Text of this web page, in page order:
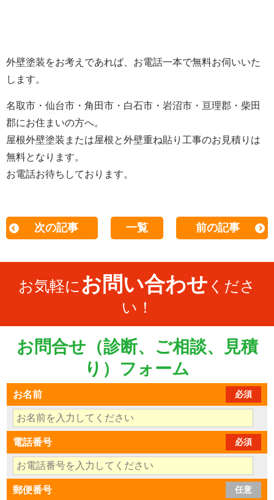
外壁塗装をお考えであれば、お電話一本で無料お伺いいた
します。
名取市・仙台市・角田市・白石市・岩沼市・亘理郡・柴田
郡にお住まいの方へ。
屋根外壁塗装または屋根と外壁重ね貼り工事のお見積りは
無料となります。
お電話お待ちしております。
次の記事 一覧 前の記事
お気軽に お問い合わせ くださ
い！
お問合せ（診断、ご相談、見積
り）フォーム
お名前 必須
電話番号 必須
郵便番号 任意